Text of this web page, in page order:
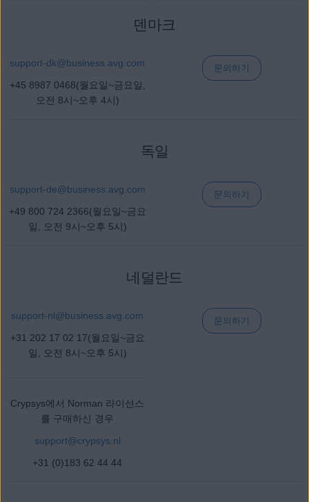
덴마크
support-dk@business .avg.com
+45 8987 0468(월요일~금요일,
오전 8시~오후 4시)
문의하기
독일
support-de@business .avg.com
+49 800 724 2366(월요일~금요
일, 오전 9시~오후 5시)
문의하기
네덜란드
support-nl@business .avg.com
+31 202 17 02 17(월요일~금요
일, 오전 8시~오후 5시)
Crypsys에서 Norman 라이선스
를 구매하신 경우
support@crypsys.nl
+31 (0)183 62 44 44
문의하기